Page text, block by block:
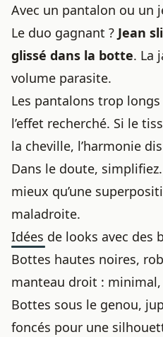
Avec un pantalon ou un
Le duo gagnant ? Jean
glissé dans la botte. La
volume parasite.
Les pantalons trop
l’effet recherché. Si le
la cheville, l’harmonie
Dans le doute,
mieux qu’une
maladroite.
Idées de looks avec des
Bottes hautes noires,
manteau droit :
Bottes sous le genou,
foncés pour une